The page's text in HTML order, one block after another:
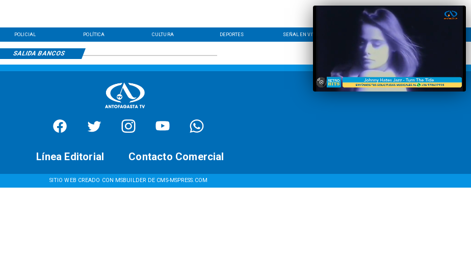
POLICIAL POLÍTICA CULTURA DEPORTES SEÑAL EN VIVO CONTACTO
SALIDA BANCOS
SITIO WEB CREADO CON MSBUILDER DE CMS-MSPRESS.COM
Contacto Comercial
Línea Editorial